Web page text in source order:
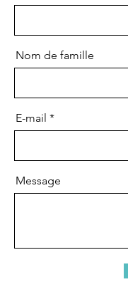
Nom de famille
E-mail
Message